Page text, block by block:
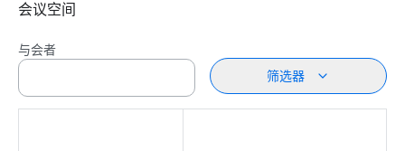
会议空间
与会者
筛选器